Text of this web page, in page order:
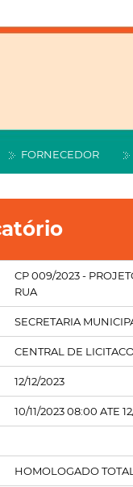
FORNECEDOR
CP 009/2023 -
RUA
SECRETARIA
CENTRAL DE
12/12/2023
10/11/2023 08:00 ATE
HOMOLOGADO